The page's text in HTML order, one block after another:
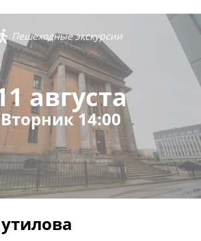
Пешеходные экскурсии
августа
Вторник 14:00